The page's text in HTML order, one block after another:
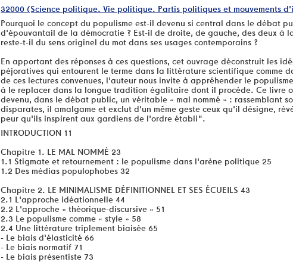
32000 (Science politique. Vie politique. Partis politiques et mouvements
Pourquoi le concept du populisme est-il devenu si central dans le débat
d'épouvantail de la démocratie ? Est-il de droite, de gauche, des deux à
reste-t-il du sens originel du mot dans ses usages contemporains ?
En apportant des réponses à ces questions, cet ouvrage déconstruit les
péjoratives qui entourent le terme dans la littérature scientifique comme
de ces lectures convenues, l'auteur nous invite à appréhender le
à le replacer dans la longue tradition égalitaire dont il procède. Ce livre
devenu, dans le débat public, un véritable « mal nommé » : rassemblant
disparates, il amalgame et exclut d'un même geste ceux qu'il désigne,
peur qu'ils inspirent aux gardiens de l'ordre établi".
INTRODUCTION 11
Chapitre 1. LE MAL NOMMÉ 23
1.1 Stigmate et retournement : le populisme dans l'arène politique 25
1.2 Des médias populophobes 32
Chapitre 2. LE MINIMALISME DÉFINITIONNEL ET SES ÉCUEILS 43
2.1 L'approche idéationnelle 44
2.2 L'approche « théorique-discursive » 51
2.3 Le populisme comme « style » 58
2.4 Une littérature triplement biaisée 65
- Le biais d'élasticité 66
- Le biais normatif 71
- Le biais présentiste 73